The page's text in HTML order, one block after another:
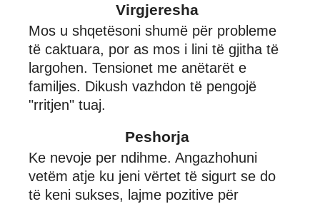
Virgjeresha
Mos u shqetësoni shumë për probleme
të caktuara, por as mos i lini të gjitha të
largohen. Tensionet me anëtarët e
familjes. Dikush vazhdon të pengojë
"rritjen" tuaj.
Peshorja
Ke nevoje per ndihme. Angazhohuni
vetëm atje ku jeni vërtet të sigurt se do
të keni sukses, lajme pozitive për